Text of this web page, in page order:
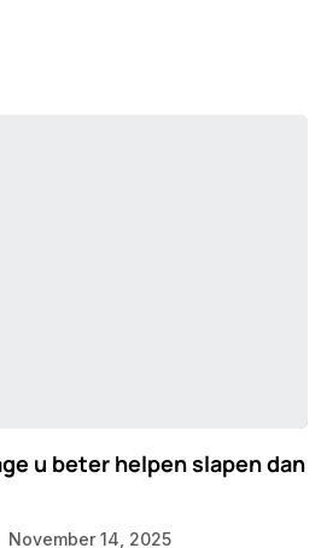
u beter helpen slapen dan
November 14, 2025